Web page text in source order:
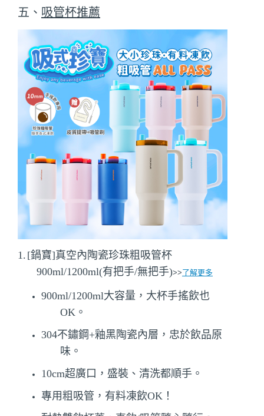
五、 吸管杯推薦
1. [鍋寶]真空內陶瓷珍珠粗吸管杯
900ml/1200ml(有把手/無把手)>>了解更多
900ml/1200ml大容量，大杯手搖飲也
OK。
304不鏽鋼+釉黑陶瓷內層，忠於飲品原
味。
10cm超廣口，盛裝、清洗都順手。
專用粗吸管，有料凍飲OK！